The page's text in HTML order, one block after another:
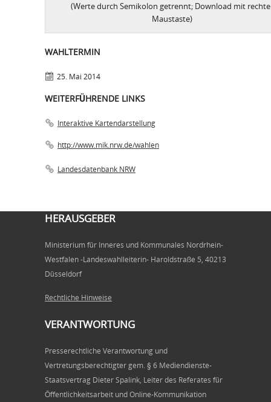
(Werte durch Semikolon getrennt; Download mit
Maustaste)
WAHLTERMIN
25. Mai 2014
WEITERFÜHRENDE LINKS
Interaktive Kartendarstellung
http://www.mik.nrw.de/wahlen
Landesdatenbank NRW
HERAUSGEBER
Ministerium für Inneres und Kommunales Nordrhein-
Westfalen -Landeswahlleiterin- Haroldstraße 5, 40213
Düsseldorf
Rechtliche Hinweise
VERANTWORTUNG
Presserechtliche Verantwortung und
Vertretungsberechtigter gem. § 6 Mediendienste-
Staatsvertrag Dieter Spalink, Leiter des Referates für
Öffentlichkeitsarbeit und Online-Kommunikation